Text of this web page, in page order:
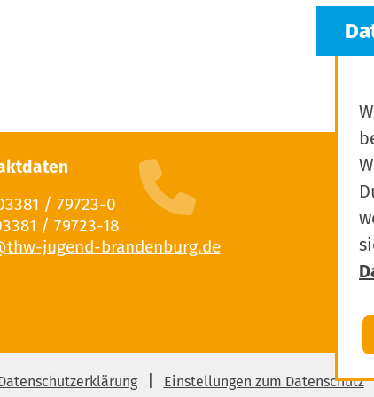
/ 79723-0
/ 79723-18
Einstellungen zum Datenschutz